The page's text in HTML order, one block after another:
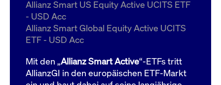
Allianz Smart US Equity Active UCITS ETF
- USD Acc
Allianz Smart Global Equity Active UCITS
ETF - USD Acc
Mit den „Allianz Smart Active“-ETFs tritt
AllianzGI in den europäischen ETF-Markt
ApplicationGatewayAffinityCORS
boerse.com